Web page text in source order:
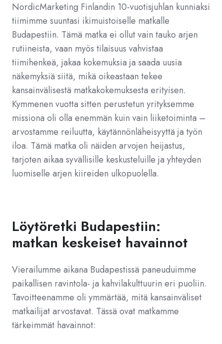
NordicMarketing Finlandin 10-vuotisjuhlan kunniaksi
tiimimme suuntasi ikimuistoiselle matkalle
Budapestiin. Tämä matka ei ollut vain tauko arjen
rutiineista, vaan myös tilaisuus vahvistaa
tiimihenkeä, jakaa kokemuksia ja saada uusia
näkemyksiä siitä, mikä oikeastaan tekee
kansainvälisestä matkakokemuksesta erityisen.
Kymmenen vuotta sitten perustetun yrityksemme
missiona oli olla enemmän kuin vain liiketoiminta –
arvostamme reiluutta, käytännönläheisyyttä ja työn
iloa. Tämä matka oli näiden arvojen heijastus,
tarjoten aikaa syvällisille keskusteluille ja yhteyden
luomiselle arjen kiireiden ulkopuolella.
Löytöretki Budapestiin:
matkan keskeiset havainnot
Vierailumme aikana Budapestissä paneuduimme
paikallisen ravintola- ja kahvilakulttuurin eri puoliin.
Tavoitteenamme oli ymmärtää, mitä kansainväliset
matkailijat arvostavat. Tässä ovat matkamme
tärkeimmät havainnot: